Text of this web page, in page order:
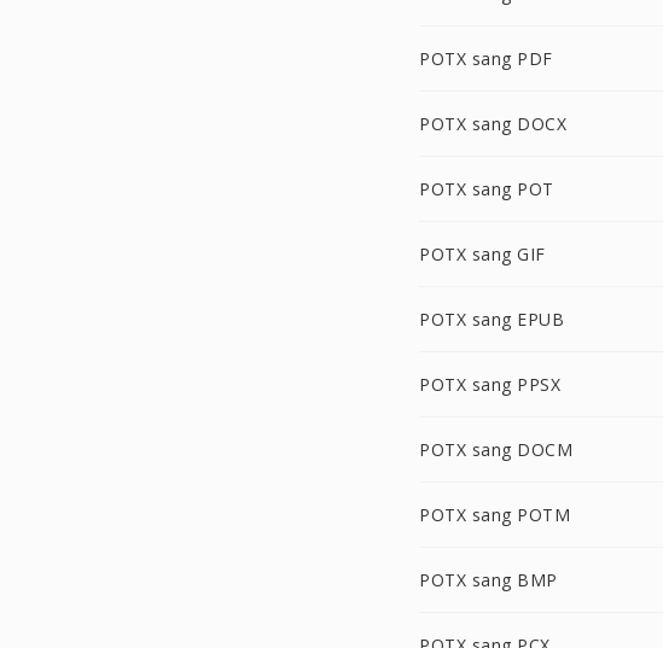
POTX sang PDF
POTX sang DOCX
POTX sang POT
POTX sang GIF
POTX sang EPUB
POTX sang PPSX
POTX sang DOCM
POTX sang POTM
POTX sang BMP